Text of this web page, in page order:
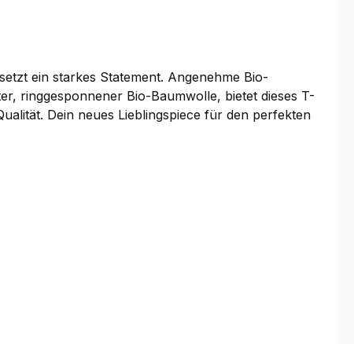
ein starkes Statement. Angenehme Bio-
ringgesponnener Bio-Baumwolle, bietet dieses T-
Dein neues Lieblingspiece für den perfekten